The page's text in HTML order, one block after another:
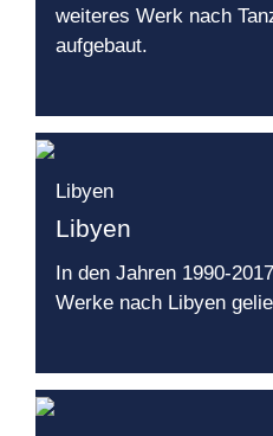
weiteres Werk nach
aufgebaut.
Libyen
Libyen
In den Jahren 1990-
Werke nach Libyen